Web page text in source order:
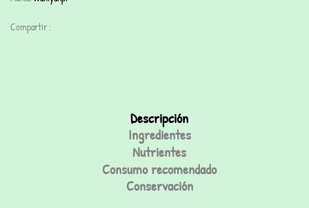
Compartir :
Descripción
Ingredientes
Nutrientes
Consumo recomendado
Conservación